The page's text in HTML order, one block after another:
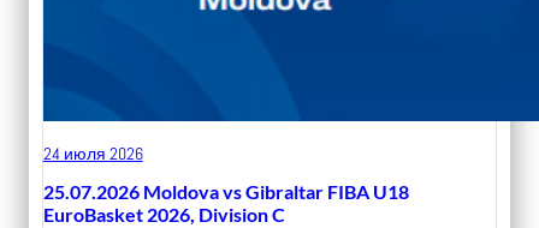
24 июля 2026
25.07.2026 Moldova vs Gibraltar FIBA U18
EuroBasket 2026, Division C